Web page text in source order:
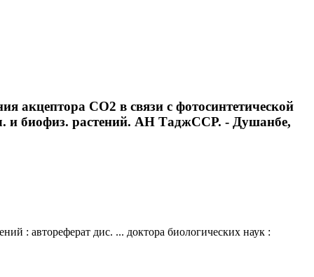
акцептора CO2 в связи с фотосинтетической
и биофиз. растений. АН ТаджССР. - Душанбе,
: автореферат дис. ... доктора биологических наук :